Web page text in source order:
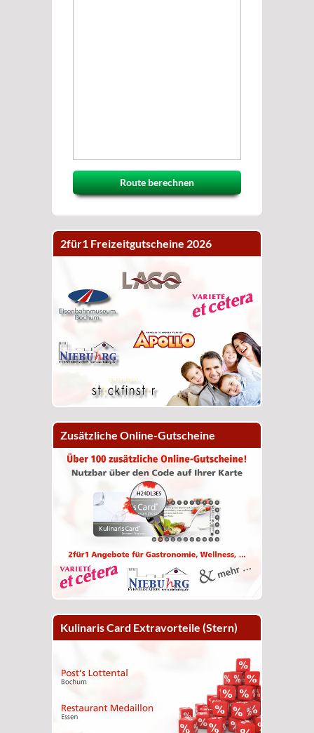
Route berechnen
2für1 Freizeitgutscheine 2026
Zusätzliche Online-Gutscheine
Kulinaris Card Extravorteile (Stern)